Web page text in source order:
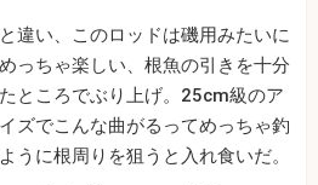
違い、このロッドは磯用みたいに
っちゃ楽しい、根魚の引きを十分
ところでぶり上げ。25cm級のア
ズでこんな曲がるってめっちゃ釣
うに根周りを狙うと入れ食いだ。